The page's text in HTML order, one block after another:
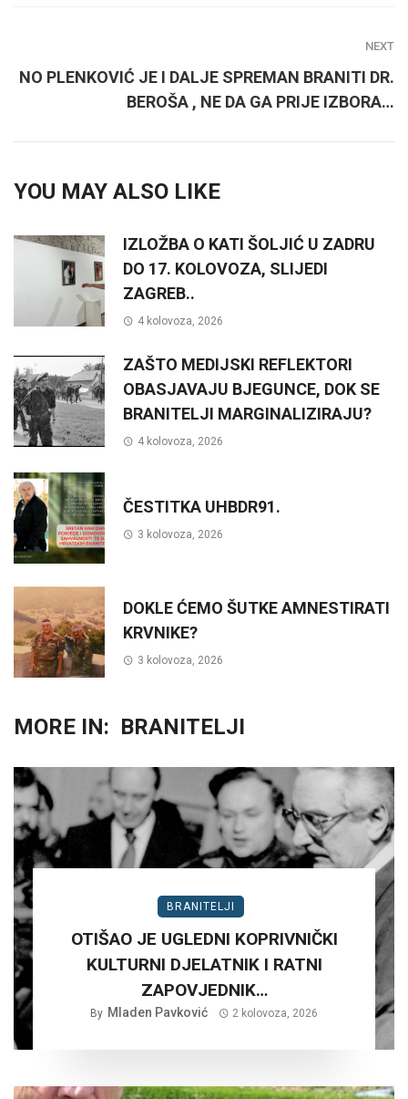
NEXT
NO PLENKOVIĆ JE I DALJE SPREMAN BRANITI DR.
BEROŠA , NE DA GA PRIJE IZBORA…
YOU MAY ALSO LIKE
IZLOŽBA O KATI ŠOLJIĆ U ZADRU
DO 17. KOLOVOZA, SLIJEDI
ZAGREB..
4 kolovoza, 2026
ZAŠTO MEDIJSKI REFLEKTORI
OBASJAVAJU BJEGUNCE, DOK SE
BRANITELJI MARGINALIZIRAJU?
4 kolovoza, 2026
ČESTITKA UHBDR91.
3 kolovoza, 2026
DOKLE ĆEMO ŠUTKE AMNESTIRATI
KRVNIKE?
3 kolovoza, 2026
MORE IN: BRANITELJI
BRANITELJI
OTIŠAO JE UGLEDNI KOPRIVNIČKI
KULTURNI DJELATNIK I RATNI
ZAPOVJEDNIK…
By Mladen Pavković 2 kolovoza, 2026